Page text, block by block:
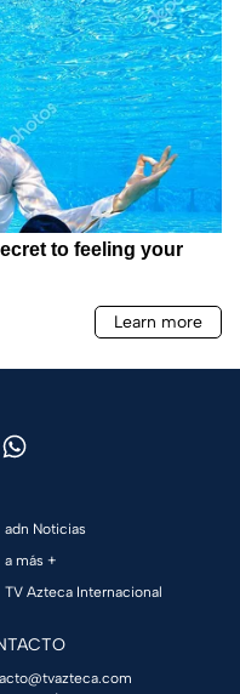
adn Noticias
a más +
TV Azteca Internacional